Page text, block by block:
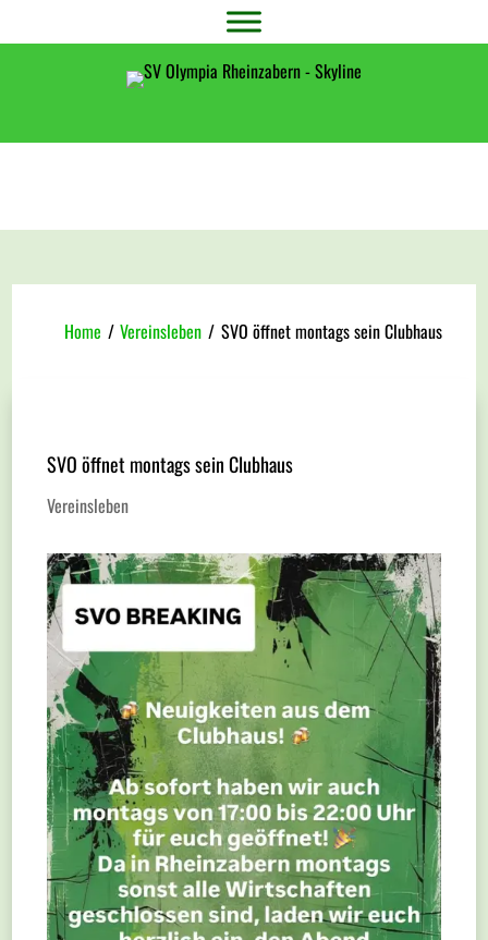
Home / Vereinsleben / SVO öffnet montags sein Clubhaus
SVO öffnet montags sein Clubhaus
Vereinsleben